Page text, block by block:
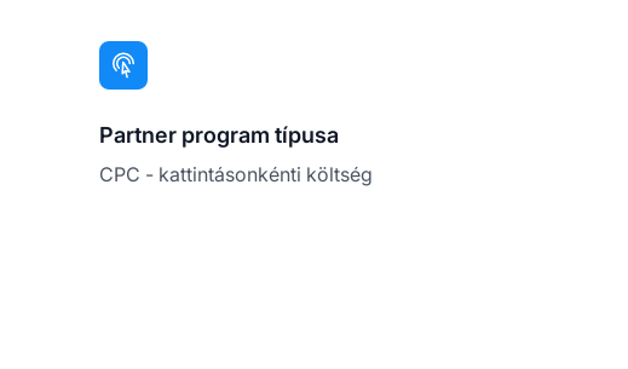
Partner program típusa
CPC - kattintásonkénti költség